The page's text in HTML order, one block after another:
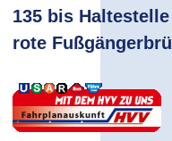
135 bis
rote